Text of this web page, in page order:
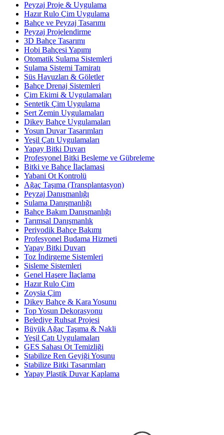
Peyzaj Proje & Uygulama
Hazır Rulo Çim Uygulama
Bahçe ve Peyzaj Tasarımı
Peyzaj Projelendirme
3D Bahçe Tasarımı
Hobi Bahçesi Yapımı
Otomatik Sulama Sistemleri
Sulama Sistemi Tamiratı
Süs Havuzları & Göletler
Bahçe Drenaj Sistemleri
Çim Ekimi & Uygulamaları
Sentetik Çim Uygulama
Sert Zemin Uygulamaları
Dikey Bahçe Uygulamaları
Yosun Duvar Tasarımları
Yeşil Çatı Uygulamaları
Yapay Bitki Duvarı
Profesyonel Bitki Besleme ve Gübreleme
Bitki ve Bahçe İlaçlamasi
Yabani Ot Kontrolü
Ağaç Taşıma (Transplantasyon)
Peyzaj Danışmanlığı
Sulama Danışmanlığı
Bahçe Bakım Danışmanlığı
Tarımsal Danışmanlık
Periyodik Bahçe Bakımı
Profesyonel Budama Hizmeti
Yapay Bitki Duvarı
Toz İndirgeme Sistemleri
Sisleme Sistemleri
Genel Haşere İlaçlama
Hazır Rulo Çim
Zoysia Çim
Dikey Bahçe & Kara Yosunu
Top Yosun Dekorasyonu
Belediye Ruhsat Projesi
Büyük Ağaç Taşıma & Nakli
Yeşil Çatı Uygulamaları
GES Sahası Ot Temizliği
Stabilize Ren Geyiği Yosunu
Stabilize Bitki Tasarımları
Yapay Plastik Duvar Kaplama